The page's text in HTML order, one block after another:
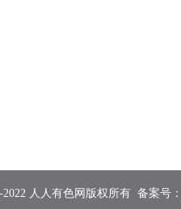
2022 人人有色网版权所有 备案号：